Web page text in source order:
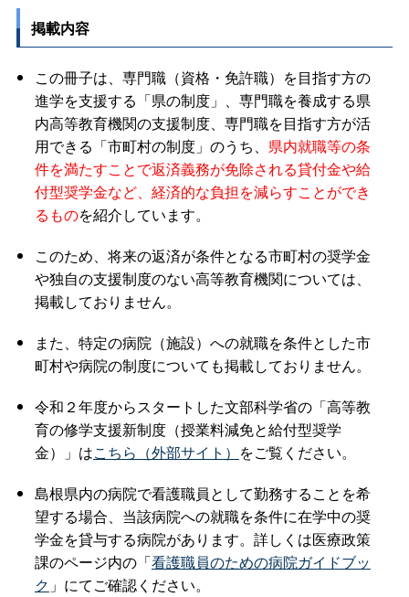
掲載内容
この冊子は、専門職（資格・免許職）を目指す方の
進学を支援する「県の制度」、専門職を養成する県
内高等教育機関の支援制度、専門職を目指す方が活
用できる「市町村の制度」のうち、 県内就職等の条
件を満たすことで返済義務が免除される貸付金や給
付型奨学金など、経済的な負担を減らすことができ
るものを紹介しています。
このため、将来の返済が条件となる市町村の奨学金
や独自の支援制度のない高等教育機関については、
掲載しておりません。
また、特定の病院（施設）への就職を条件とした市
町村や病院の制度についても掲載しておりません。
令和２年度からスタートした文部科学省の「高等教
育の修学支援新制度（授業料減免と給付型奨学
金）」はこちら（外部サイト） をご覧ください。
島根県内の病院で看護職員として勤務することを希
望する場合、当該病院への就職を条件に在学中の奨
学金を貸与する病院があります。詳しくは医療政策
課のページ内の「看護職員のための病院ガイドブッ
ク 」にてご確認ください。